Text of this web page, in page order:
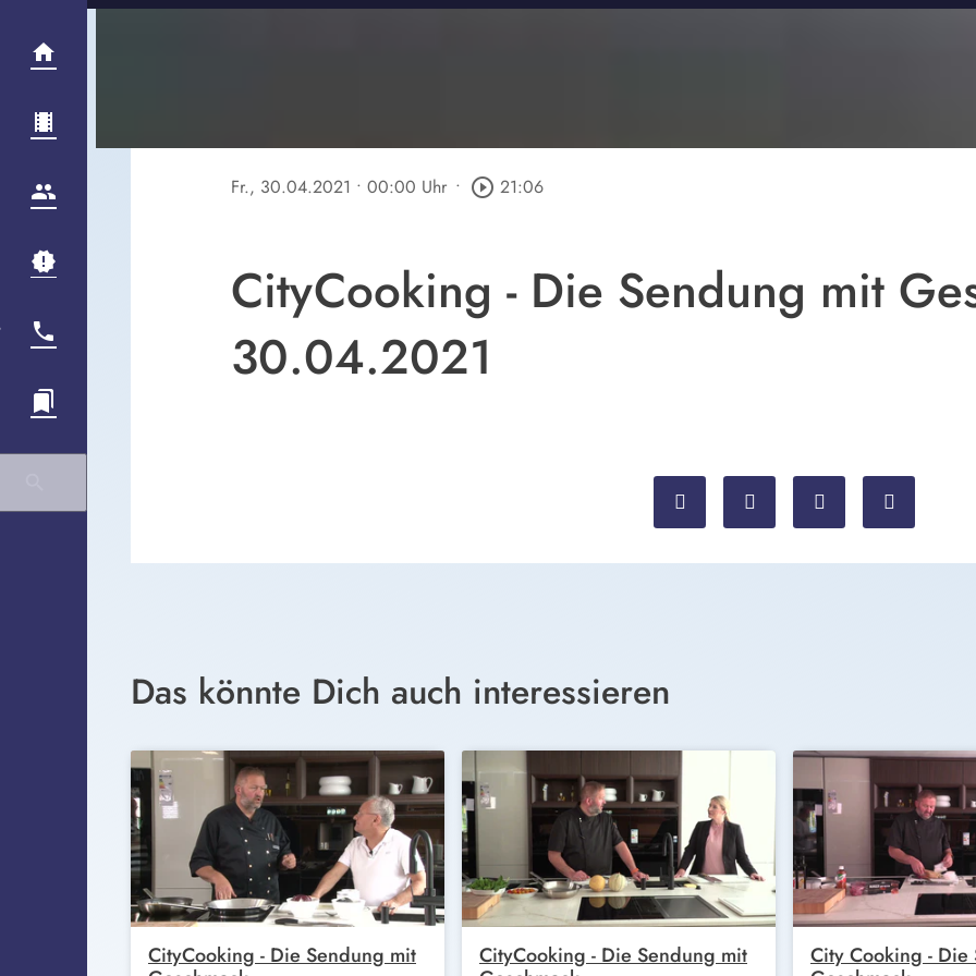
Fr., 30.04.2021 • 00:00 Uhr • play_circle_outline 21:06
CityCooking - Die Sendung mit
30.04.2021
Das könnte Dich auch interessieren
CityCooking - Die Sendung mit
CityCooking - Die Sendung mit
City Cooking - Die